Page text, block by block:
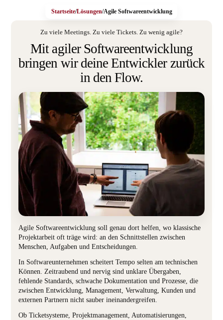
Startseite/Lösungen/Agile Softwareentwicklung
Zu viele Meetings. Zu viele Tickets. Zu wenig agile?
Mit agiler Softwareentwicklung
bringen wir deine Entwickler zurück
in den Flow.
Agile Softwareentwicklung soll genau dort helfen, wo klassische
Projektarbeit oft träge wird: an den Schnittstellen zwischen
Menschen, Aufgaben und Entscheidungen.
In Softwareunternehmen scheitert Tempo selten am technischen
Können. Zeitraubend und nervig sind unklare Übergaben,
fehlende Standards, schwache Dokumentation und Prozesse, die
zwischen Entwicklung, Management, Verwaltung, Kunden und
externen Partnern nicht sauber ineinandergreifen.
Ob Ticketsysteme, Projektmanagement, Automatisierungen,